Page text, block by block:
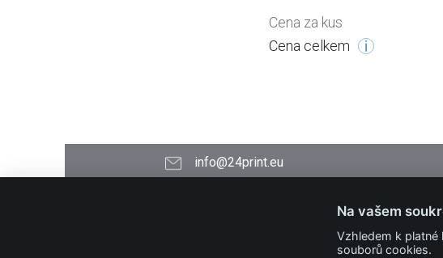
Cena za kus
Cena celkem
info@24print.eu
Na vašem
Vzhledem k platné
souborů cookies.